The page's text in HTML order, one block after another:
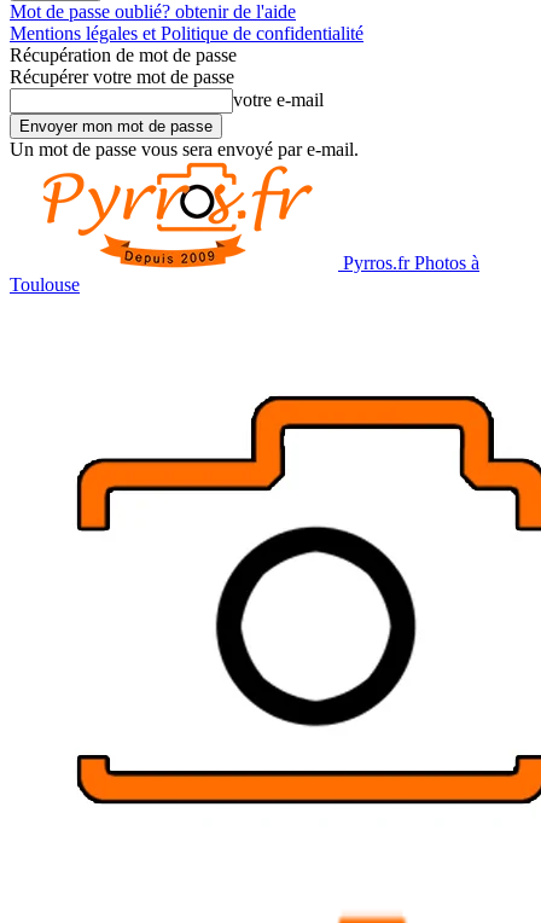
Mot de passe oublié? obtenir de l'aide
Mentions légales et Politique de confidentialité
Récupération de mot de passe
Récupérer votre mot de passe
votre e-mail
Un mot de passe vous sera envoyé par e-mail.
Pyrros.fr Photos à
Toulouse